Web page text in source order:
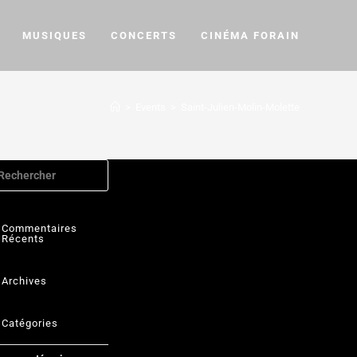
MUSIQUES CONCERTS CINÉMA FORAIN
Commentaires
Récents
Archives
Catégories